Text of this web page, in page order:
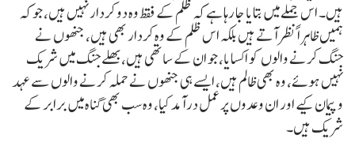
ہیں۔ اس جملے میں بتایا جا رہا ہے کہ ظلم کے فقط وہ دو کردار نہیں ہیں، جو کہ
ہمیں ظاہراً نظر آتے ہیں بلکہ اس ظلم کے وہ کردار بھی ہیں، جنھوں نے
جنگ کرنے والوں کو اکسایا، جو ان کے ساتھی ہیں، بھلے جنگ میں شریک
نہیں ہوئے، وہ بھی ظالم ہیں، ایسے ہی جنھوں نے حملہ کرنے والوں سے عہد
و پیمان کیے اور ان وعدوں پر عمل درآمد کیا، وہ سب بھی گناہ میں برابر کے
شریک ہیں۔